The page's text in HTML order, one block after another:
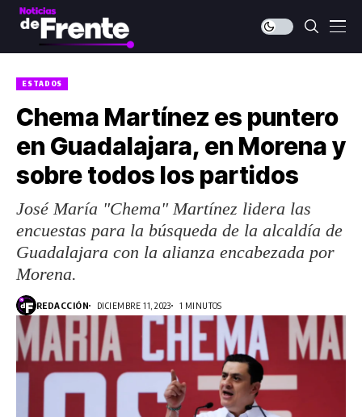
ESTADOS
Chema Martínez es puntero
en Guadalajara, en Morena y
sobre todos los partidos
José María "Chema" Martínez lidera las
encuestas para la búsqueda de la alcaldía de
Guadalajara con la alianza encabezada por
Morena.
REDACCIÓN DICIEMBRE 11, 2023 1 MINUTOS